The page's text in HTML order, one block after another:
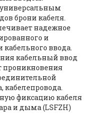
брони кабеля.
надежное
и
кабельного ввода.
кабельный ввод
проникновения
кабелепровода.
фиксацию кабеля
и дыма (LSFZH)